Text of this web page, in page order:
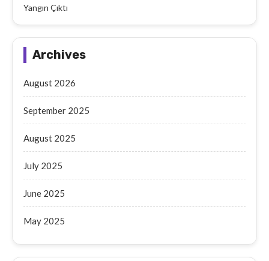
Yangın Çıktı
Archives
August 2026
September 2025
August 2025
July 2025
June 2025
May 2025